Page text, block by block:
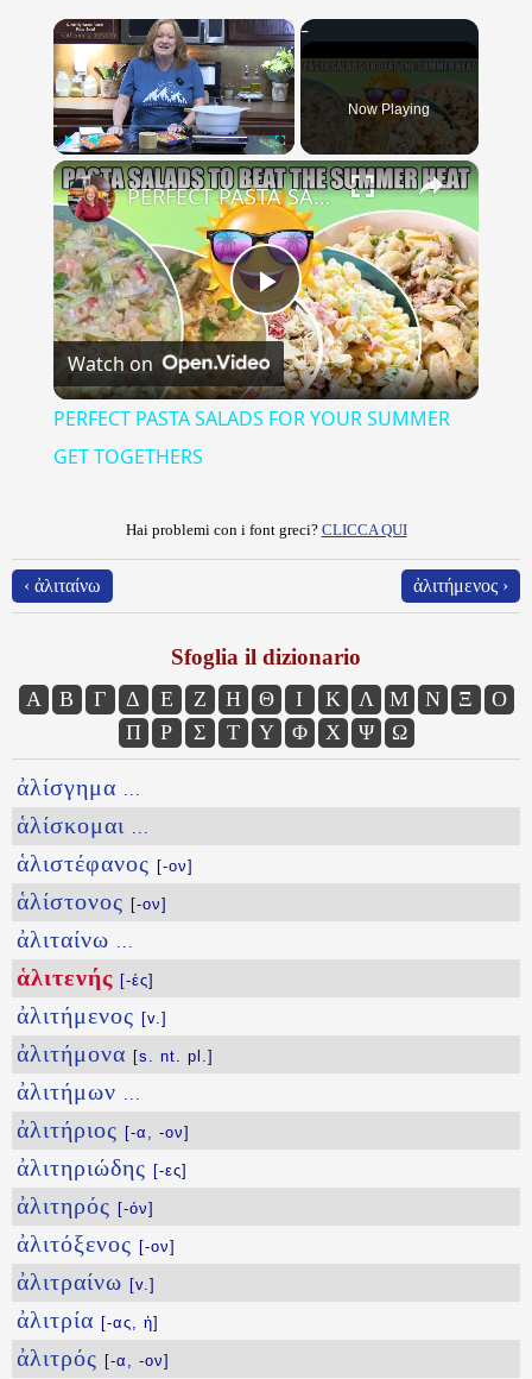
×
Play Unmute Fullscreen
Now Playing
×
Play
Video
PERFECT PASTA SALADS FOR YOUR SUMMER GET TOGETHERS
Watch on
PERFECT PASTA SALADS FOR YOUR SUMMER
GET TOGETHERS
Hai problemi con i font greci? CLICCA QUI
‹ ἀλιταίνω ἀλιτήμενος ›
Sfoglia il dizionario
Α Β Γ Δ Ε Ζ Η Θ Ι Κ Λ Μ Ν Ξ
Ο
Π
Ρ Σ Τ Υ Φ Χ Ψ Ω
ἀλίσγημα ...
ἁλίσκομαι ...
ἁλιστέφανος [-ον]
ἁλίστονος [-ον]
ἀλιταίνω ...
ἁλιτενής [-ές]
ἀλιτήμενος [v.]
ἀλιτήμονα [s. nt. pl.]
ἀλιτήμων ...
ἀλιτήριος [-α, -ον]
ἀλιτηριώδης [-ες]
ἀλιτηρός [-όν]
ἀλιτόξενος [-ον]
ἀλιτραίνω [v.]
ἀλιτρία [-ας, ἡ]
ἀλιτρός [-α, -ον]